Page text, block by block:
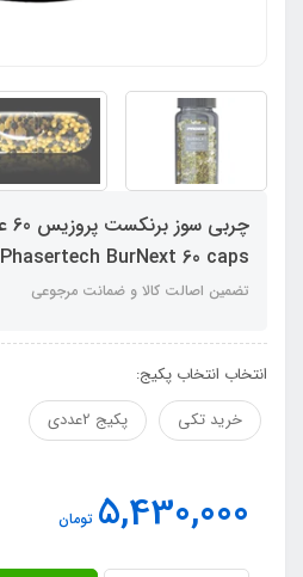
Phasertech BurNext 60 caps
تضمین اصالت کالا و ضمانت مرجوعی
انتخاب انتخاب پکیج:
خرید تکی
پکیج 2عددی
5,430,000 تومان